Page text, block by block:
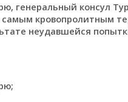
генеральный консул
кровопролитным
неудавшейся